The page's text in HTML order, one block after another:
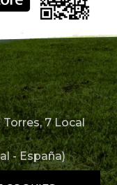
7 Local
- España)